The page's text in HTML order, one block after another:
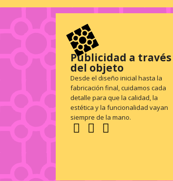
Publicidad a través
del objeto
Desde el diseño inicial hasta la
fabricación final, cuidamos cada
detalle para que la calidad, la
estética y la funcionalidad vayan
siempre de la mano.